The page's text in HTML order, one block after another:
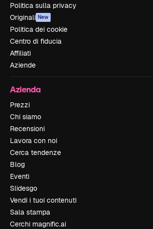
Politica sulla privacy
Originali New
Politica dei cookie
Centro di fiducia
Affiliati
Aziende
Azienda
Prezzi
Chi siamo
Recensioni
Lavora con noi
Cerca tendenze
Blog
Eventi
Slidesgo
Vendi i tuoi contenuti
Sala stampa
Cerchi magnific.ai